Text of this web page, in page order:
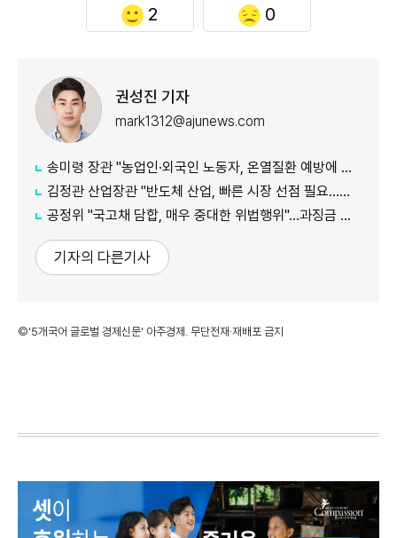
2 0
권성진 기자
mark1312@ajunews.com
송미령 장관 "농업인·외국인 노동자, 온열질환 예방에 가용자원 총동원"
김정관 산업장관 "반도체 산업, 빠른 시장 선점 필요…주52시간제 손봐야"
공정위 "국고채 담합, 매우 중대한 위법행위"...과징금 최대 15조원 전망
기자의 다른기사
©'5개국어 글로벌 경제신문' 아주경제. 무단전재·재배포 금지